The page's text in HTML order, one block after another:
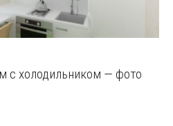
с холодильником — фото